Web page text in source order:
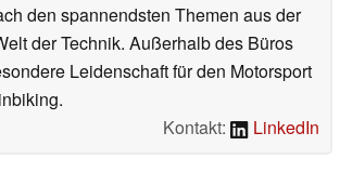
den spannendsten Themen aus der
der Technik. Außerhalb des Büros
Leidenschaft für den Motorsport
Kontakt:
LinkedIn